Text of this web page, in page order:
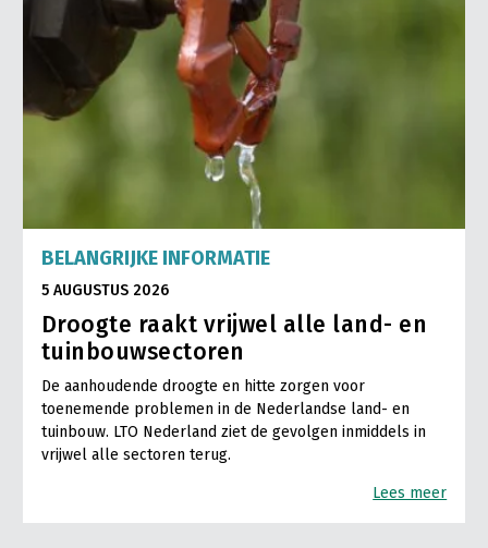
BELANGRIJKE INFORMATIE
5 AUGUSTUS 2026
Droogte raakt vrijwel alle land- en
tuinbouwsectoren
De aanhoudende droogte en hitte zorgen voor
toenemende problemen in de Nederlandse land- en
tuinbouw. LTO Nederland ziet de gevolgen inmiddels in
vrijwel alle sectoren terug.
Lees meer